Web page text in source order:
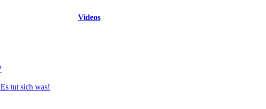
Videos
tut sich was!